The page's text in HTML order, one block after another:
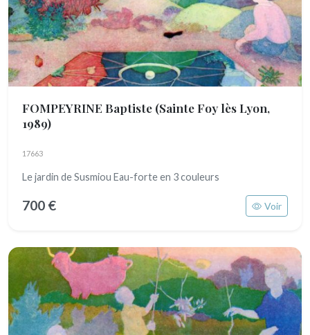
FOMPEYRINE Baptiste (Sainte Foy lès Lyon,
1989)
17663
Le jardin de Susmiou Eau-forte en 3 couleurs
700 € Voir